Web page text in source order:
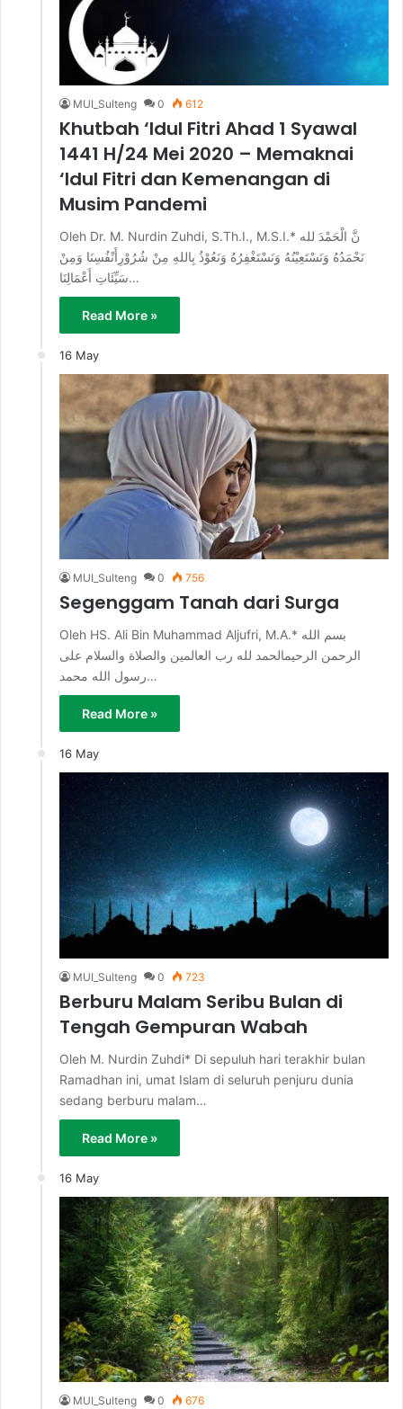
MUI_Sulteng 0 612
Khutbah ‘Idul Fitri Ahad 1 Syawal
1441 H/24 Mei 2020 – Memaknai
‘Idul Fitri dan Kemenangan di
Musim Pandemi
Oleh Dr. M. Nurdin Zuhdi, S.Th.I., M.S.I.* نَّ الْحَمْدَ لله
نَحْمَدُهُ وَنَسْتَعِيْنُهُ وَنَسْتَغْفِرُهُ وَنَعُوْذُ بِاللهِ مِنْ شُرُوْرِأَنْفُسِنَا وَمِنْ
سَيِّئَاتِ أَعْمَالِنَا…
Read More »
16 May
MUI_Sulteng 0 756
Segenggam Tanah dari Surga
Oleh HS. Ali Bin Muhammad Aljufri, M.A.* بسم الله
الرحمن الرحيمالحمد لله رب العالمين والصلاة والسلام على
رسول الله محمد…
Read More »
16 May
MUI_Sulteng 0 723
Berburu Malam Seribu Bulan di
Tengah Gempuran Wabah
Oleh M. Nurdin Zuhdi* Di sepuluh hari terakhir bulan
Ramadhan ini, umat Islam di seluruh penjuru dunia
sedang berburu malam…
Read More »
16 May
MUI_Sulteng 0 676